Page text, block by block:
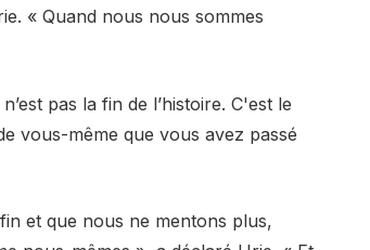
« Quand nous nous sommes
pas la fin de l’histoire. C'est le
vous-même que vous avez passé
et que nous ne mentons plus,